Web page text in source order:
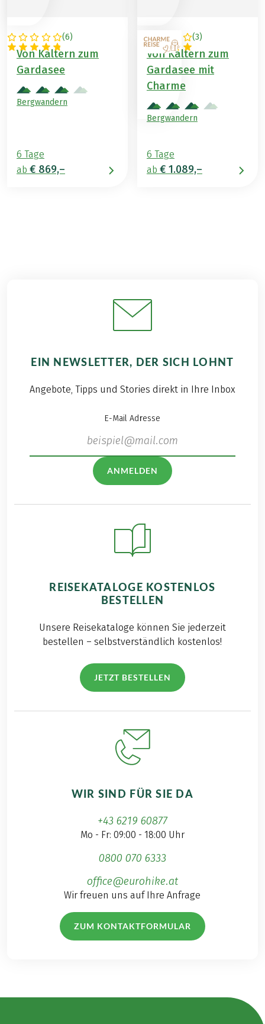
(6)
ITALIEN
Von Kaltern zum
Gardasee
Bergwandern
6 Tage
ab € 869,–
(3)
ITALIEN
Von Kaltern zum
Gardasee mit
Charme
Bergwandern
6 Tage
ab € 1.089,–
EIN NEWSLETTER, DER SICH LOHNT
Angebote, Tipps und Stories direkt in Ihre Inbox
E-Mail Adresse
ANMELDEN
REISEKATALOGE KOSTENLOS
BESTELLEN
Unsere Reisekataloge können Sie jederzeit
bestellen – selbstverständlich kostenlos!
JETZT BESTELLEN
WIR SIND FÜR SIE DA
+43 6219 60877
Mo - Fr: 09:00 - 18:00 Uhr
0800 070 6333
office@eurohike.at
Wir freuen uns auf Ihre Anfrage
ZUM KONTAKTFORMULAR